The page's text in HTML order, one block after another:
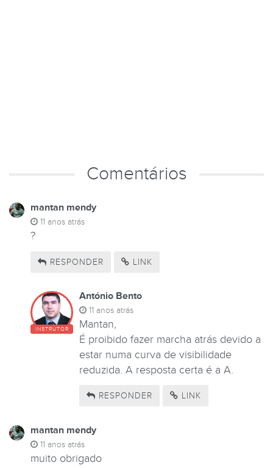
Comentários
mantan mendy
11 anos atrás
?
RESPONDER LINK
INSTRUTOR
António Bento
11 anos atrás
Mantan,
É proibido fazer marcha atrás devido a
estar numa curva de visibilidade
reduzida. A resposta certa é a A.
RESPONDER LINK
mantan mendy
11 anos atrás
muito obrigado